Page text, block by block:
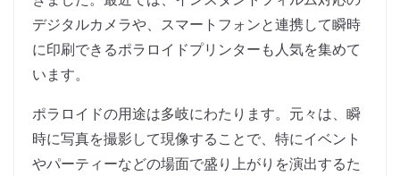
デジタルカメラや、スマートフォンと連携して瞬時
に印刷できるポラロイドプリンターも人気を集めて
います。
ポラロイドの用途は多岐にわたります。元々は、瞬
時に写真を撮影して現像することで、特にイベント
やパーティーなどの場面で盛り上がりを演出するた